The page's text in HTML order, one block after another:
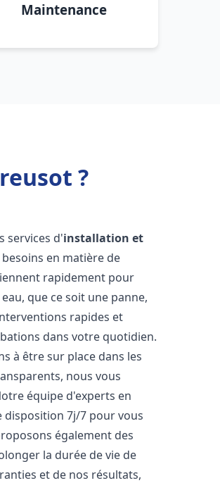
Maintenance
?
services d'installation et
en matière de
rapidement pour
que ce soit une panne,
rapides et
dans votre quotidien.
à être sur place dans les
nous vous
équipe d'experts en
disposition 7j/7 pour vous
également des
la durée de vie de
et de nos résultats,